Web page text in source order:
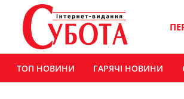
ТОП НОВИНИ ГАРЯЧІ НОВИНИ